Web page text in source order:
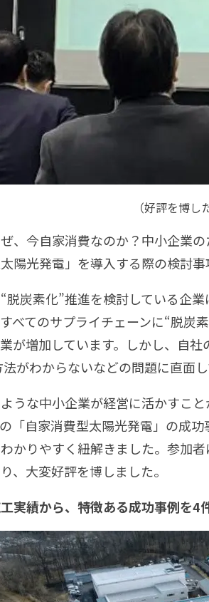
（好評を博し
、今自家消費なのか？中小企業
陽光発電」を導入する際の検討
脱炭素化”推進を検討している企
べてのサプライチェーンに“脱炭
が増加しています。しかし、自
がわからないなどの問題に直面
うな中小企業が経営に活かすこ
「自家消費型太陽光発電」の成
かりやすく紐解きました。参加
、大変好評を博しました。
実績から、特徴ある成功事例を4